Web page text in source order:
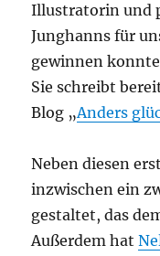
Illustratorin und
Junghanns für
gewinnen
Sie schreibt
Blog „Anders
Neben diesen
inzwischen ein
gestaltet, das
Außerdem hat